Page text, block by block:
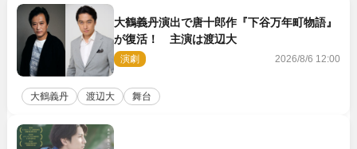
大鶴義丹演出で唐十郎作『下谷万年町物語』
が復活！ 主演は渡辺大
演劇 2026/8/6 12:00
大鶴義丹 渡辺大 舞台